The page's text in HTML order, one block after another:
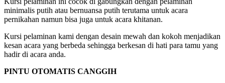
minimalis putih atau bernuansa putih terutama untuk acara
pernikahan namun bisa juga untuk acara khitanan.
Kursi pelaminan kami dengan desain mewah dan kokoh menjadikan
kesan acara yang berbeda sehingga berkesan di hati para tamu yang
hadir di acara anda.
PINTU OTOMATIS CANGGIH